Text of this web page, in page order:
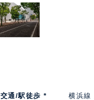
交通/駅徒歩 * 横浜線